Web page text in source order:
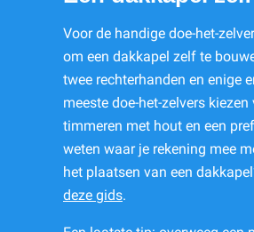
Voor de handige doe-het-
om een dakkapel zelf te
twee rechterhanden en enige
meeste doe-het-zelvers
timmeren met hout en een
weten waar je rekening mee
het plaatsen van een
deze gids.